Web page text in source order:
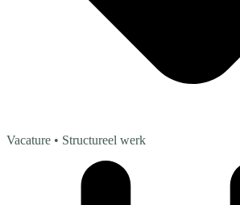
Vacature • Structureel werk